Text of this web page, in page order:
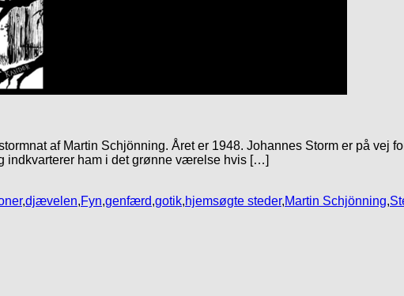
af Martin Schjönning. Året er 1948. Johannes Storm er på vej
indkvarterer ham i det grønne værelse hvis […]
,djævelen,Fyn,genfærd,gotik,hjemsøgte steder,Martin Schjönning,